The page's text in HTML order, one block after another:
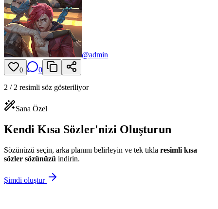
@admin
0 0
2 / 2 resimli söz gösteriliyor
Sana Özel
Kendi Kısa Sözler'nizi Oluşturun
Sözünüzü seçin, arka planını belirleyin ve tek tıkla resimli kısa
sözler sözünüzü indirin.
Şimdi oluştur